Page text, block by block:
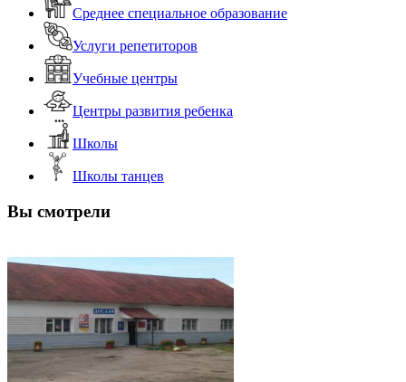
Среднее специальное образование
Услуги репетиторов
Учебные центры
Центры развития ребенка
Школы
Школы танцев
Вы смотрели